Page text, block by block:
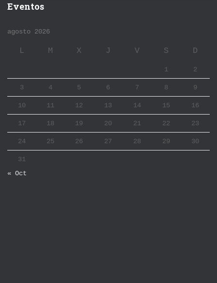
Eventos
agosto 2026
L M X J V S D
1 2
3 4 5 6 7 8 9
10 11 12 13 14 15 16
17 18 19 20 21 22 23
24 25 26 27 28 29 30
31
« Oct